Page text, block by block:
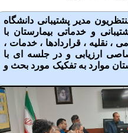
مدیر پشتیبانی دانشگاه
و خدماتی بیمارستان با
نقلیه ، قراردادها ، خدمات ،
ارزیابی و در جلسه ای با
موارد به تفکیک مورد بحث و